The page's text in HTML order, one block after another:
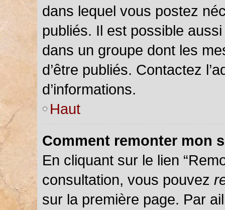
dans lequel vous postez
publiés. Il est possible
dans un groupe dont les
d’être publiés. Contactez
d’informations.
Haut
Comment remonter mon
En cliquant sur le lien
consultation, vous pouvez
sur la première page. Par